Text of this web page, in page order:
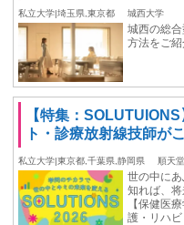
私立大学|埼玉県,東京都 城西大学
城西の総
方法をご紹
【特集：
ト・診療放射線技師が
私立大学|東京都,千葉県,静岡県 順天
世の中に
知れば、
【保健医
護・リハ